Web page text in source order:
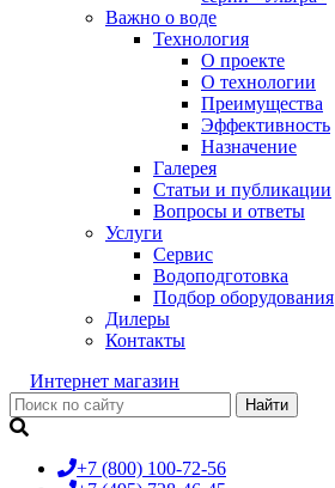
Важно о воде
Технология
О проекте
О технологии
Преимущества
Эффективность
Назначение
Галерея
Статьи и публикации
Вопросы и ответы
Услуги
Сервис
Водоподготовка
Подбор оборудования
Дилеры
Контакты
Интернет магазин
+7 (800) 100-72-56